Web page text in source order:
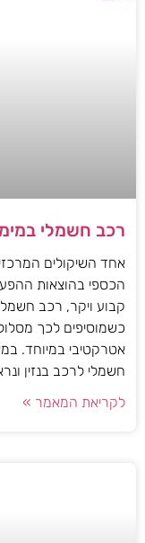
רכב חשמלי
אחד השיקולים
הכספי בהוצאות
קבוע ויקר, רכב
כשמוסיפים לכך
אטרקטיבי במיוחד.
חשמלי לרכב בנזין
לקריאת המאמר »